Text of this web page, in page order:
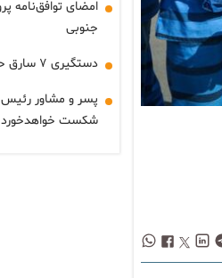
جنوبی
دستگیری ۷ سارق حرفه‌ای در بابل
پسر و مشاور
شکست خواهدخورد